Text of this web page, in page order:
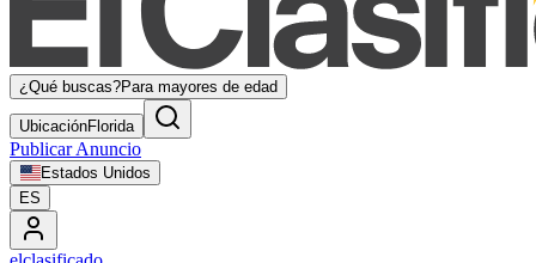
¿Qué buscas?Para mayores de edad
UbicaciónFlorida
Publicar Anuncio
Estados Unidos
ES